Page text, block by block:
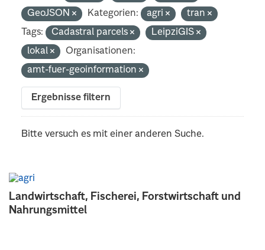
Landwirtschaft, Fischerei, Forstwirtschaft und
Nahrungsmittel
GeoJSON
Kategorien: agri
tran
Tags:
Cadastral parcels
LeipziGIS
lokal
Organisationen:
amt-fuer-geoinformation
Ergebnisse filtern
Bitte versuch es mit einer anderen Suche.